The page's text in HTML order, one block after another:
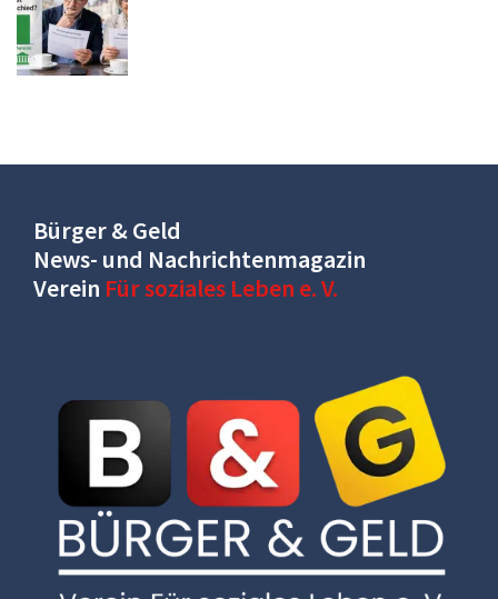
Bürger & Geld
News- und Nachrichtenmagazin
Verein Für soziales Leben e. V.